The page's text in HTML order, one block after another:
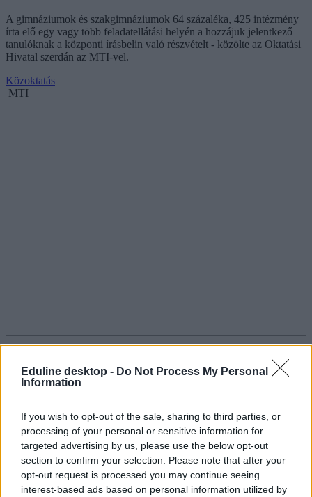
Eduline desktop - Do Not Process My Personal
Information
If you wish to opt-out of the sale, sharing to third parties, or
processing of your personal or sensitive information for
targeted advertising by us, please use the below opt-out
section to confirm your selection. Please note that after your
opt-out request is processed you may continue seeing
interest-based ads based on personal information utilized by
A gimnáziumok és szakgimnáziumok 64 százaléka, 425 intézmény
írta elő egy vagy több feladatellátási helyén a hozzájuk jelentkező
tanulóknak a központi írásbelin való részvételt - közölte az Oktatási
Hivatal szerdán az MTI-vel.
Közoktatás
MTI
Közeleg a határidő: meddig lehet jelentkezni a
Meddig lehet jelentkezni a 2019-es központi írásbeli felvételire? Itt
találjátok a választ.
Közoktatás
Eduline